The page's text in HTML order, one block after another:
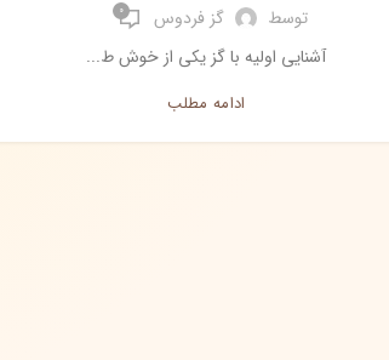
توسط گز فردوس 0
آشنایی اولیه با گز یکی از خوش ط...
ادامه مطلب